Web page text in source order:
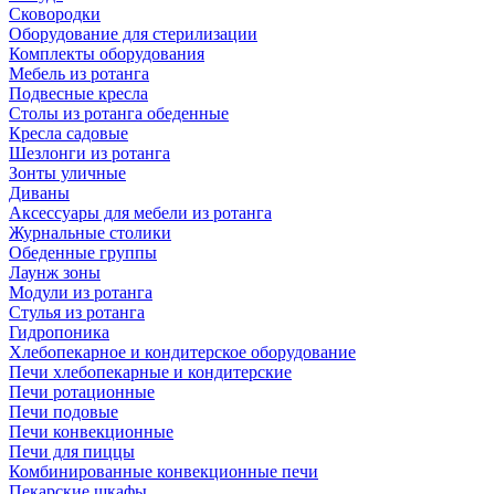
Сковородки
Оборудование для стерилизации
Комплекты оборудования
Мебель из ротанга
Подвесные кресла
Столы из ротанга обеденные
Кресла садовые
Шезлонги из ротанга
Зонты уличные
Диваны
Аксессуары для мебели из ротанга
Журнальные столики
Обеденные группы
Лаунж зоны
Модули из ротанга
Стулья из ротанга
Гидропоника
Хлебопекарное и кондитерское оборудование
Печи хлебопекарные и кондитерские
Печи ротационные
Печи подовые
Печи конвекционные
Печи для пиццы
Комбинированные конвекционные печи